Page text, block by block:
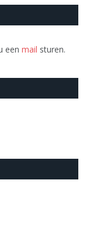
een mail sturen.